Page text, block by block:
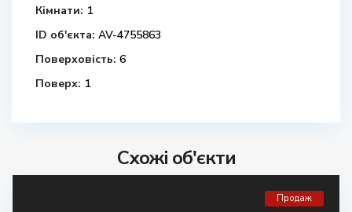
Кімнати: 1
ID об'єкта: AV-4755863
Поверховість: 6
Поверх: 1
Схожі об'єкти
Продаж